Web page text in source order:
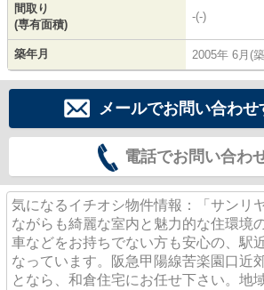
間取り
(専有面積)
-(-)
築年月 2005年 6月(
メールでお問い合わせ
電話でお問い合わ
気になるイチオシ物件情報：「サンリ
ながらも綺麗な室内と魅力的な住環境
車などをお持ちでない方も安心の、駅
なっています。阪急甲陽線苦楽園口近
となら、和倉住宅にお任せ下さい。地